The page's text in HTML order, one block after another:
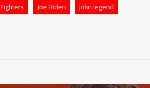
Joe Biden
john legend